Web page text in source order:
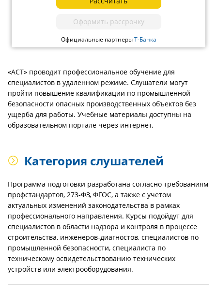
Оформить рассрочку
Официальные партнерыТ-Банка
«АСТ» проводит профессиональное обучение для
специалистов в удаленном режиме. Слушатели могут
пройти повышение квалификации по промышленной
безопасности опасных производственных объектов без
ущерба для работы. Учебные материалы доступны на
образовательном портале через интернет.
Категория слушателей
Программа подготовки разработана согласно требованиям
профстандартов, 273-ФЗ, ФГОС, а также с учетом
актуальных изменений законодательства в рамках
профессионального направления. Курсы подойдут для
специалистов в области надзора и контроля в процессе
строительства, инженеров-диагностов, специалистов по
промышленной безопасности, специалиста по
техническому освидетельствованию технических
устройств или электрооборудования.